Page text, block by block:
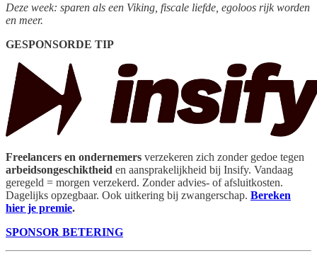
Deze week: sparen als een Viking, fiscale liefde, egoloos rijk worden
en meer.
GESPONSORDE TIP
Freelancers en ondernemers verzekeren zich zonder gedoe tegen
arbeidsongeschiktheid en aansprakelijkheid bij Insify. Vandaag
geregeld = morgen verzekerd. Zonder advies- of afsluitkosten.
Dagelijks opzegbaar. Ook uitkering bij zwangerschap. Bereken
hier je premie.
SPONSOR BETERING